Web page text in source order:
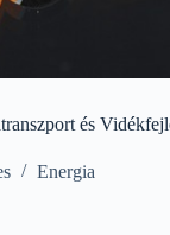
és
Energia